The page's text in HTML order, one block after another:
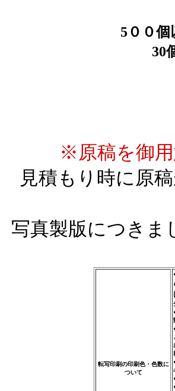
5００
30
※原稿を御
見積もり時に原
写真製版につきま
転写印刷の印刷色・色数に
ついて